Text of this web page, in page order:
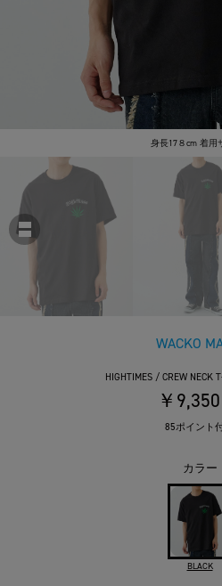
身長17８cm 着用
WACKO
HIGHTIMES / CREW NECK
￥9,350
85ポイント
カラー
BLACK